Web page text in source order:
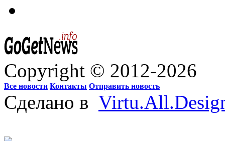
Copyright © 2012-2026
Все новости Контакты Отправить новость
Сделано в